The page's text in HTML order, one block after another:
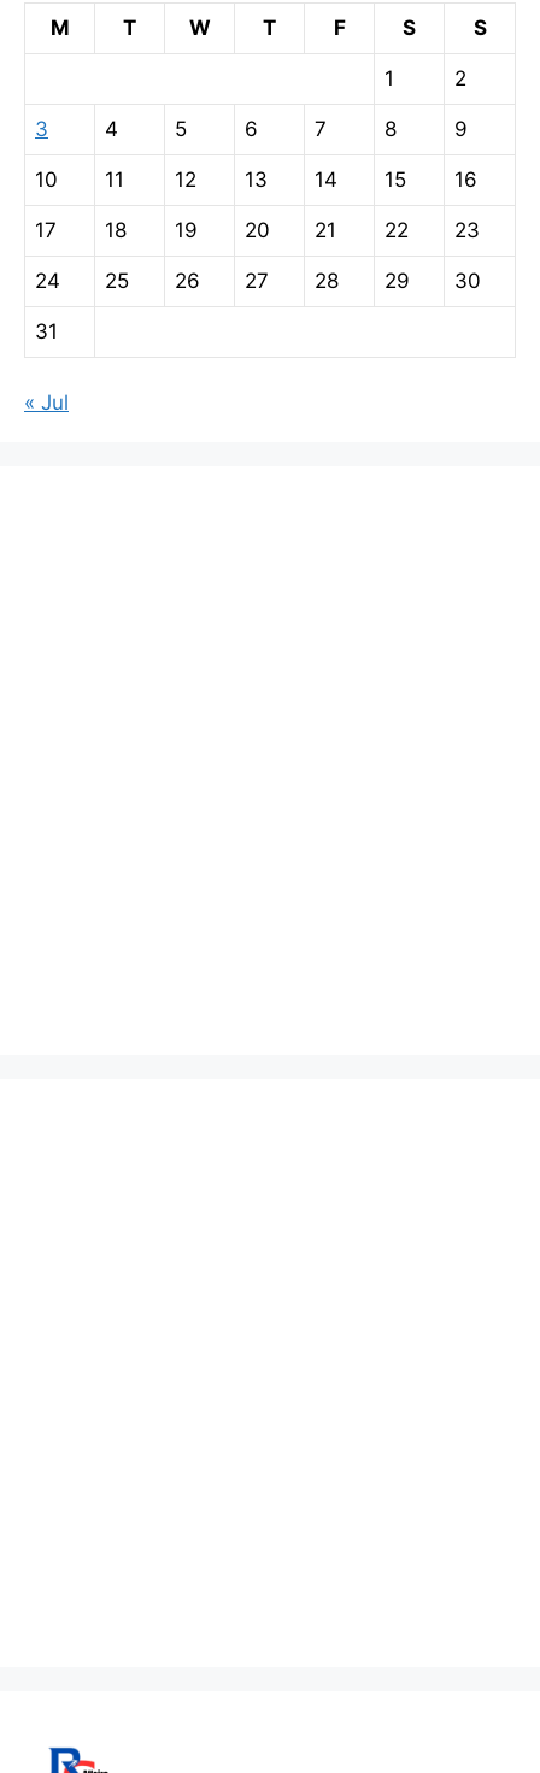
M
T W T F S S
1 2
3 4 5 6 7 8 9
10 11 12 13 14 15 16
17 18 19 20 21 22 23
24 25 26 27 28 29 30
31
« Jul